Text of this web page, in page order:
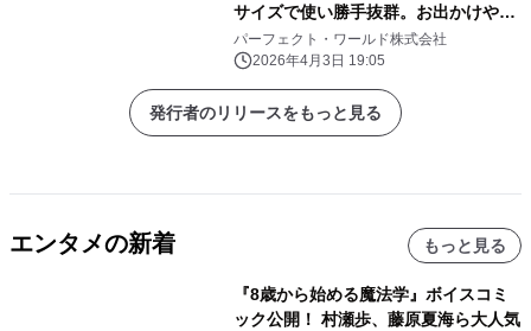
サイズで使い勝手抜群。お出かけや旅
行にぜひ！
パーフェクト・ワールド株式会社
2026年4月3日 19:05
発行者のリリースをもっと見る
エンタメの新着 もっと見る
『8歳から始める魔法学』ボイスコミ
ック公開！ 村瀬歩、藤原夏海ら大人気